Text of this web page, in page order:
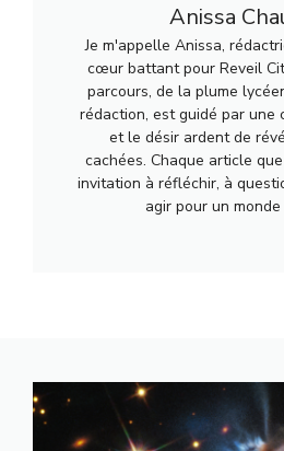
Anissa
Je m'appelle Anissa,
cœur battant pour Reveil
parcours, de la plume
rédaction, est guidé par une
et le désir ardent de
cachées. Chaque article
invitation à réfléchir, à
agir pour un